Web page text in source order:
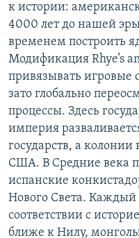
к истории:
4000 лет до нашей
временем построить
Модификация Rhye’s
привязывать игровые
зато глобально
процессы. Здесь
империя
государств, а
США. В Средние века
испанские
Нового Света. Каждый
соответствии с
ближе к Нилу,